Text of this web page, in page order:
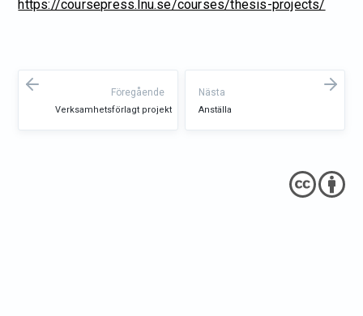
https://coursepress.lnu.se/courses/thesis-projects/
Föregående
Verksamhetsförlagt projekt
Nästa
Anställa